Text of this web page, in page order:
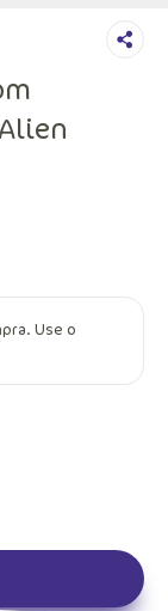
Use o